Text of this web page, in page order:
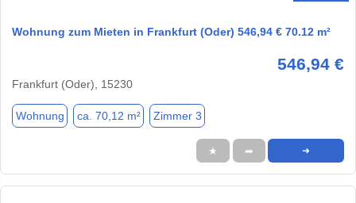
Wohnung zum Mieten in Frankfurt (Oder) 546,94 € 70.12 m²
546,94 €
Frankfurt (Oder), 15230
Wohnung ca. 70,12 m² Zimmer 3
★ ➦ ➜